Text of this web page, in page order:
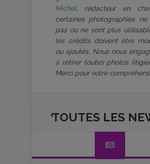
Michel, rédacteur en
certaines photographies ne
pas ou ne sont plus
les crédits doivent être
ou ajoutés. Nous nous
à retirer toutes photos
Merci pour votre
TOUTES LES